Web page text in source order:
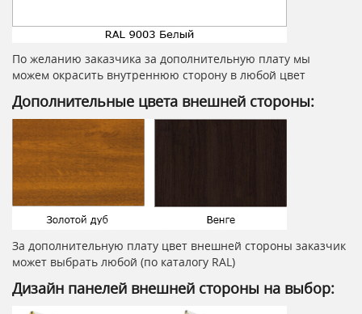
По желанию заказчика за дополнительную плату мы
можем окрасить внутреннюю сторону в любой цвет
Дополнительные цвета внешней стороны:
За дополнительную плату цвет внешней стороны заказчик
может выбрать любой (по каталогу RAL)
Дизайн панелей внешней стороны на выбор: